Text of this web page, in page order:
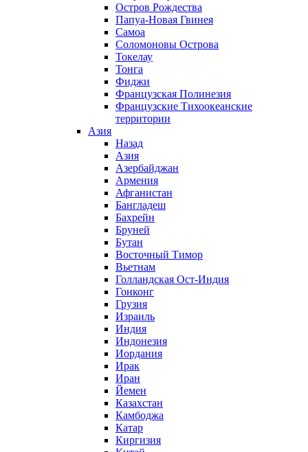
Остров Рождества
Папуа-Новая Гвинея
Самоа
Соломоновы Острова
Токелау
Тонга
Фиджи
Французская Полинезия
Французские Тихоокеанские
территории
Азия
Назад
Азия
Азербайджан
Армения
Афганистан
Бангладеш
Бахрейн
Бруней
Бутан
Восточный Тимор
Вьетнам
Голландская Ост-Индия
Гонконг
Грузия
Израиль
Индия
Индонезия
Иордания
Ирак
Иран
Йемен
Казахстан
Камбоджа
Катар
Киргизия